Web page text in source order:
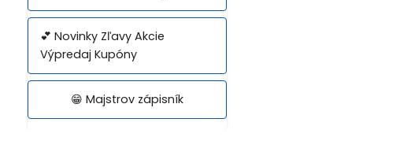
💕 Novinky Zľavy Akcie
Výpredaj Kupóny
😁 Majstrov zápisník